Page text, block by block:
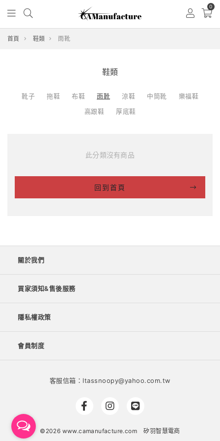
0
首頁 鞋類 雨靴
鞋類
靴子 拖鞋 布鞋 雨靴 涼鞋 中筒靴
樂福鞋
高跟鞋
厚底鞋
此分類沒有商品
回到首頁
關於我們
買家須知&售後服務
隱私權政策
會員制度
客服信箱： ltassnoopy@yahoo.com.tw
©2026 www.camanufacture.com 矽羽智慧電商